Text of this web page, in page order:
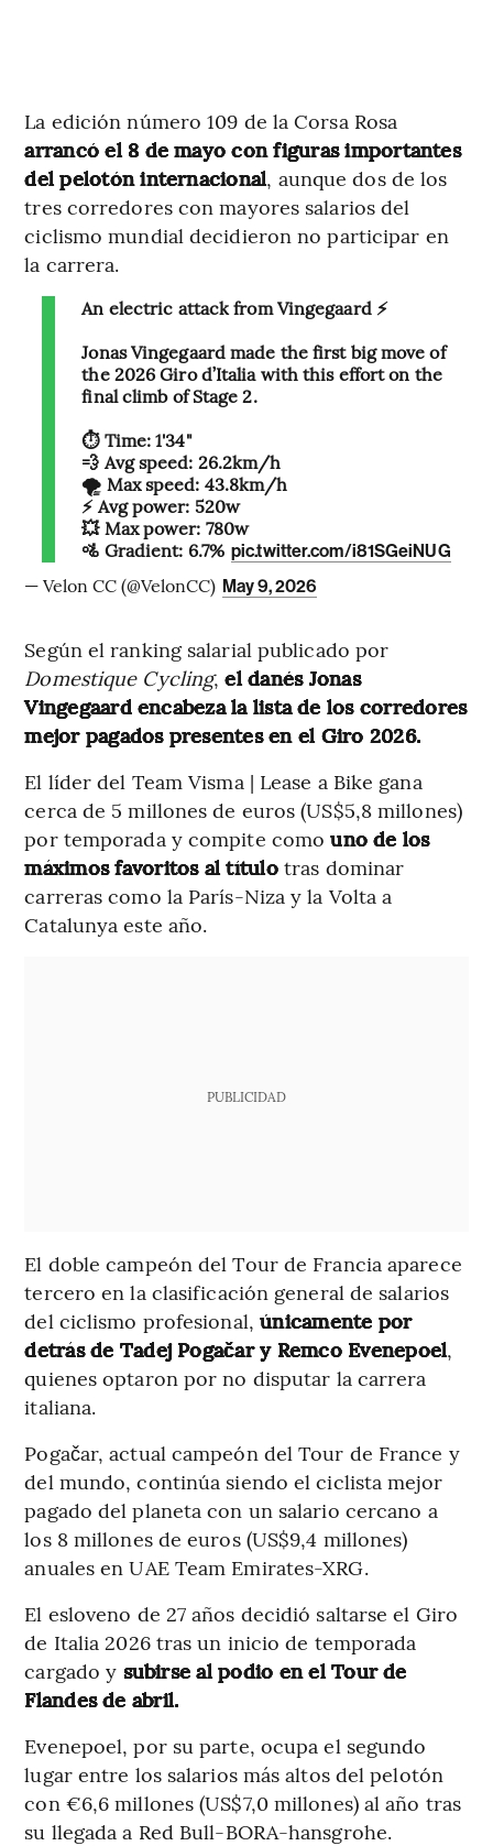
La edición número 109 de la Corsa Rosa
arrancó el 8 de mayo con figuras importantes
del pelotón internacional, aunque dos de los
tres corredores con mayores salarios del
ciclismo mundial decidieron no participar en
la carrera.
An electric attack from Vingegaard ⚡️
Jonas Vingegaard made the first big move of
the 2026 Giro d’Italia with this effort on the
final climb of Stage 2.
⏱️ Time: 1'34"
💨 Avg speed: 26.2km/h
🌪️ Max speed: 43.8km/h
⚡️ Avg power: 520w
💥 Max power: 780w
🚵 Gradient: 6.7% pic.twitter.com/i81SGeiNUG
— Velon CC (@VelonCC) May 9, 2026
Según el ranking salarial publicado por
Domestique Cycling,el danés Jonas
Vingegaard encabeza la lista de los corredores
mejor pagados presentes en el Giro 2026.
El líder del Team Visma | Lease a Bike gana
cerca de 5 millones de euros (US$5,8 millones)
por temporada y compite comouno de los
máximos favoritos al títulotras dominar
carreras como la París-Niza y la Volta a
Catalunya este año.
PUBLICIDAD
El doble campeón del Tour de Francia aparece
tercero en la clasificación general de salarios
del ciclismo profesional, únicamente por
detrás de Tadej Pogačar y Remco Evenepoel,
quienes optaron por no disputar la carrera
italiana.
Pogačar, actual campeón del Tour de France y
del mundo, continúa siendo el ciclista mejor
pagado del planeta con un salario cercano a
los 8 millones de euros (US$9,4 millones)
anuales en UAE Team Emirates-XRG.
El esloveno de 27 años decidió saltarse el Giro
de Italia 2026 tras un inicio de temporada
cargado y subirse al podio en el Tour de
Flandes de abril.
Evenepoel, por su parte, ocupa el segundo
lugar entre los salarios más altos del pelotón
con €6,6 millones (US$7,0 millones) al año tras
su llegada a Red Bull-BORA-hansgrohe.